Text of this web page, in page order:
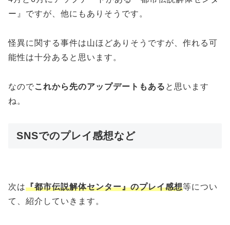
ー』ですが、他にもありそうです。
怪異に関する事件は山ほどありそうですが、作れる可
能性は十分あると思います。
なのでこれから先のアップデートもある と思います
ね。
SNSでのプレイ感想など
次は『都市伝説解体センター』のプレイ感想等につい
て、紹介していきます。